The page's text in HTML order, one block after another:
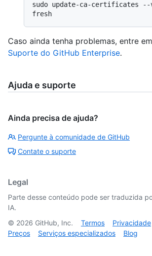
sudo update-ca-certificates --
Caso ainda tenha problemas, entre
Suporte do GitHub Enterprise.
Ajuda e suporte
Ainda precisa de ajuda?
Pergunte à comunidade de GitHub
Contate o suporte
Legal
Parte desse conteúdo pode ser traduzida
IA.
© 2026 GitHub, Inc. Termos Privacidade
Preços
Serviços especializados Blog